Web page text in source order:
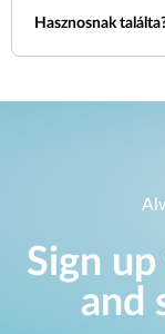
Hasznosnak
Sign
and